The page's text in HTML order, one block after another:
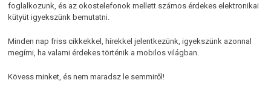
foglalkozunk, és az okostelefonok mellett számos érdekes elektronikai
kütyüt igyekszünk bemutatni.
Minden nap friss cikkekkel, hírekkel jelentkezünk, igyekszünk azonnal
megírni, ha valami érdekes történik a mobilos világban.
Kövess minket, és nem maradsz le semmiről!